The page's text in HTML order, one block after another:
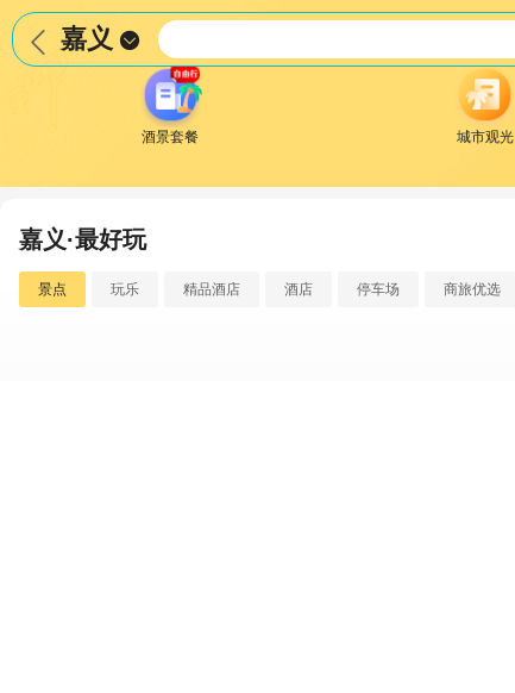
 嘉义 
酒景套餐 城市观光
嘉义·最好玩
景点 玩乐 精品酒店 酒店 停车场 商旅优选